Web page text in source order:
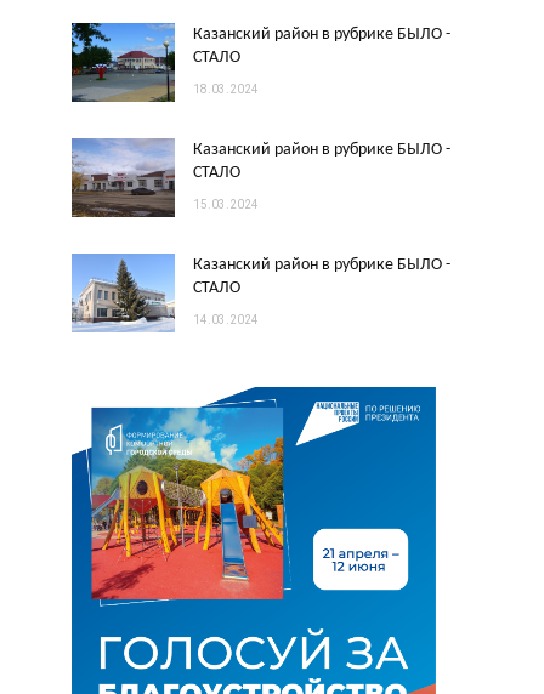
Казанский район в рубрике БЫЛО -
СТАЛО
18.03.2024
Казанский район в рубрике БЫЛО -
СТАЛО
15.03.2024
Казанский район в рубрике БЫЛО -
СТАЛО
14.03.2024